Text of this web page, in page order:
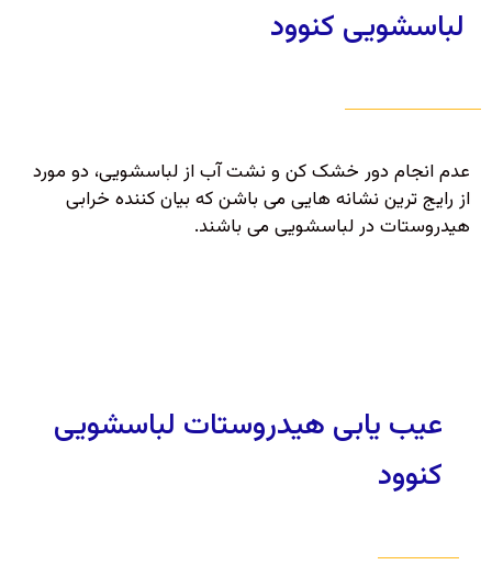
لباسشویی کنوود
عدم انجام دور خشک کن و نشت آب از لباسشویی، دو مورد
از رایج ترین نشانه هایی می باشن که بیان کننده خرابی
هیدروستات در لباسشویی می باشند.
عیب یابی هیدروستات لباسشویی
کنوود